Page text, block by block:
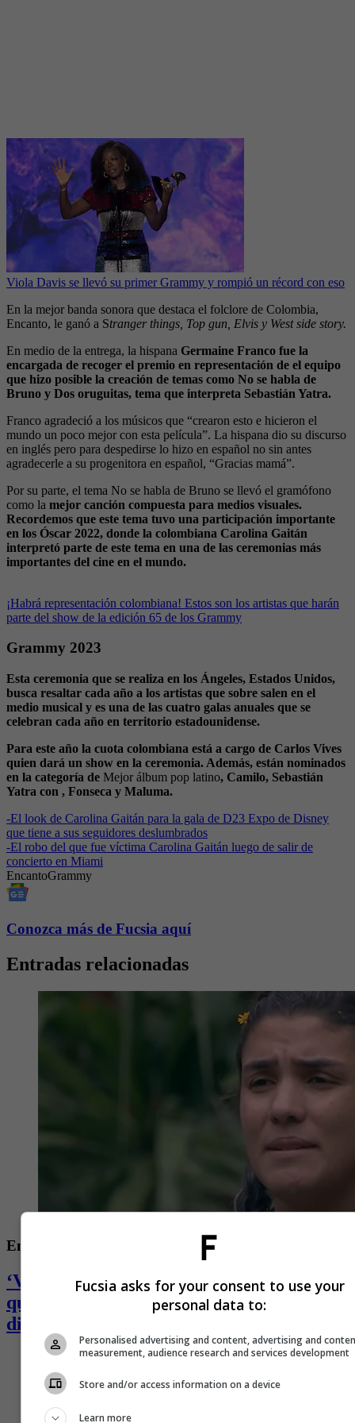
Viola Davis se llevó su primer Grammy y rompió un récord con eso
En la mejor banda sonora que destaca el folclore de Colombia,
Encanto, le ganó a Stranger things, Top gun, Elvis y West side story.
En medio de la entrega, la hispana Germaine Franco fue la
encargada de recoger el premio en representación de el equipo
que hizo posible la creación de temas como No se habla de
Bruno y Dos oruguitas, tema que interpreta Sebastián Yatra.
Franco agradeció a los músicos que “crearon esto e hicieron el
mundo un poco mejor con esta película”. La hispana dio su discurso
en inglés pero para despedirse lo hizo en español no sin antes
agradecerle a su progenitora en español, “Gracias mamá”.
Por su parte, el tema No se habla de Bruno se llevó el gramófono
como la mejor canción compuesta para medios visuales.
Recordemos que este tema tuvo una participación importante
en los Óscar 2022, donde la colombiana Carolina Gaitán
interpretó parte de este tema en una de las ceremonias más
importantes del cine en el mundo.
¡Habrá representación colombiana! Estos son los artistas que harán
parte del show de la edición 65 de los Grammy
Grammy 2023
Esta ceremonia que se realiza en los Ángeles, Estados Unidos,
busca resaltar cada año a los artistas que sobre salen en el
medio musical y es una de las cuatro galas anuales que se
celebran cada año en territorio estadounidense.
Para este año la cuota colombiana está a cargo de Carlos Vives
quien dará un show en la ceremonia. Además, están nominados
en la categoría de Mejor álbum pop latino, Camilo, Sebastián
Yatra con , Fonseca y Maluma.
-El look de Carolina Gaitán para la gala de D23 Expo de Disney
que tiene a sus seguidores deslumbrados
-El robo del que fue víctima Carolina Gaitán luego de salir de
concierto en Miami
EncantoGrammy
Conozca más de Fucsia aquí
Entradas relacionadas
Entretenimiento
‘Valkyria’, ganadora del ‘Desafió’, se
quebró y desahogó en redes: pasa por
difícil momento
Fucsia asks for your consent to use your
personal data to:
Personalised advertising and content, advertising and
measurement, audience research and services development
Store and/or access information on a device
Learn more